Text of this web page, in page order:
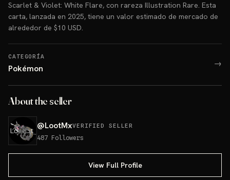
Scarlet & Violet: White Flare, con rareza Illustration Rare. Esta
carta, lanzada en 2025, tiene un valor estimado de mercado de
alrededor de $10 USD.
CATEGORÍA
Pokémon →
About the seller
@LootMxVERIFIED SELLER
487 Followers
View Full Profile